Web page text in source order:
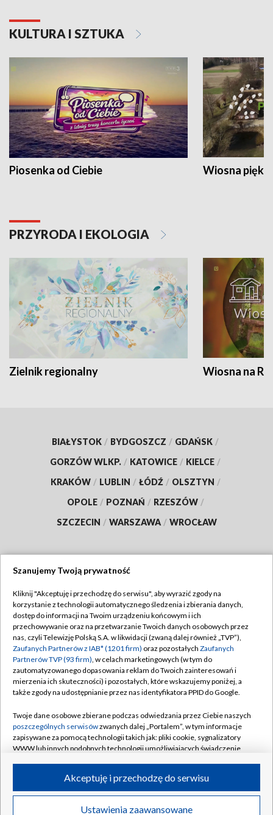
KULTURA I SZTUKA
Piosenka od Ciebie Wiosna
PRZYRODA I EKOLOGIA
Zielnik regionalny Wiosna na
BIAŁYSTOK / BYDGOSZCZ / GDAŃSK /
GORZÓW WLKP. / KATOWICE / KIELCE /
KRAKÓW / LUBLIN / ŁÓDŹ / OLSZTYN /
OPOLE / POZNAŃ / RZESZÓW /
SZCZECIN / WARSZAWA / WROCŁAW
TVP
Abonament TVP
Emisja w TVP
Centrum informacji TVP
Naziemna Telewizja Cyfrowa
Rada Programowa
System NOS
Informacje o nadawcy
Program dla prasy
Regulamin TVP
Polityka prywatności
Moje zgody
Pomoc
Kontakt
Kanały
©2026 Telewizja Polska S.A. w likwidacji
Szanujemy Twoją prywatność
Kliknij "Akceptuję i przechodzę do serwisu", aby wyrazić zgody na
korzystanie z technologii automatycznego śledzenia i zbierania danych,
dostęp do informacji na Twoim urządzeniu końcowym i ich
przechowywanie oraz na przetwarzanie Twoich danych osobowych przez
nas, czyli Telewizję Polską S.A. w likwidacji (zwaną dalej również „TVP”),
Zaufanych Partnerów z IAB* (1201 firm) oraz pozostałych Zaufanych
Partnerów TVP (93 firm), w celach marketingowych (w tym do
zautomatyzowanego dopasowania reklam do Twoich zainteresowań i
mierzenia ich skuteczności) i pozostałych, które wskazujemy poniżej, a
także zgody na udostępnianie przez nas identyfikatora PPID do Google.
Twoje dane osobowe zbierane podczas odwiedzania przez Ciebie naszych
poszczególnych serwisówzwanych dalej „Portalem”, w tym informacje
zapisywane za pomocą technologii takich jak: pliki cookie, sygnalizatory
WWW lub innych podobnych technologii umożliwiających świadczenie
ruchu w Internecie.
Twoje dane osobowe zbierane podczas odwiedzania przez Ciebie
Ustawienia zaawansowane
Akceptuję i przechodzę do serwisu